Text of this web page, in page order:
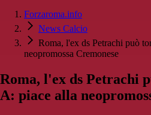
Forzaroma.info
News Calcio
Roma, l'ex ds Petrachi può
neopromossa Cremonese
Roma, l'ex ds Petrachi
A: piace alla